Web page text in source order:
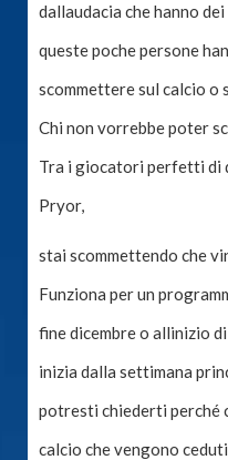
dallaudacia che hanno
queste poche persone
scommettere sul calcio o
Chi non vorrebbe poter
Tra i giocatori perfetti di
Pryor,
stai scommettendo che
Funziona per un
fine dicembre o allinizio
inizia dalla settimana
potresti chiederti perché
calcio che vengono